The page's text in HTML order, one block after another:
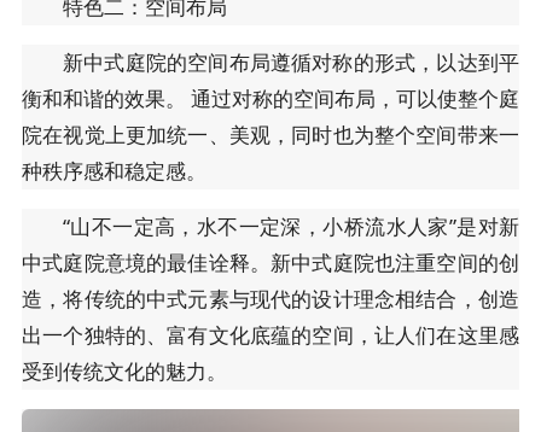
特色二：空间布局
新中式庭院的空间布局遵循对称的形式，以达到平
衡和和谐的效果。 通过对称的空间布局，可以使整个庭
院在视觉上更加统一、美观，同时也为整个空间带来一
种秩序感和稳定感。
“山不一定高，水不一定深，小桥流水人家”是对新
中式庭院意境的最佳诠释。新中式庭院也注重空间的创
造，将传统的中式元素与现代的设计理念相结合，创造
出一个独特的、富有文化底蕴的空间，让人们在这里感
受到传统文化的魅力。